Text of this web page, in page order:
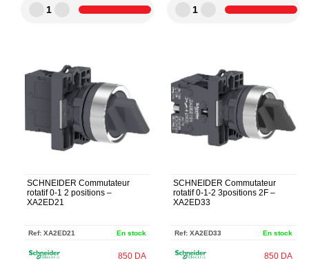
1 1
SCHNEIDER Commutateur
rotatif 0-1 2 positions –
XA2ED21
Ref: XA2ED21 En stock
850 DA
SCHNEIDER Commutateur
rotatif 0-1-2 3positions 2F –
XA2ED33
Ref: XA2ED33 En stock
850 DA